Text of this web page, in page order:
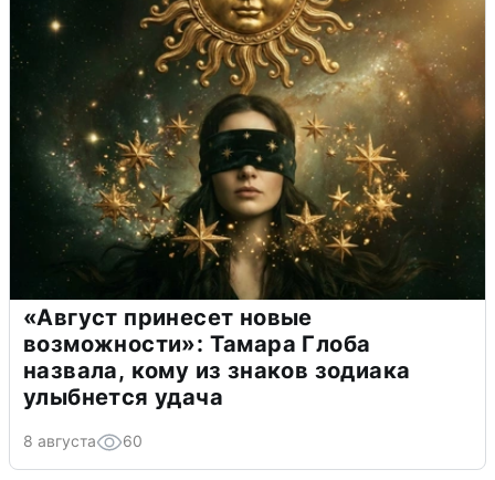
«Август принесет новые
возможности»: Тамара Глоба
назвала, кому из знаков зодиака
улыбнется удача
8 августа 60